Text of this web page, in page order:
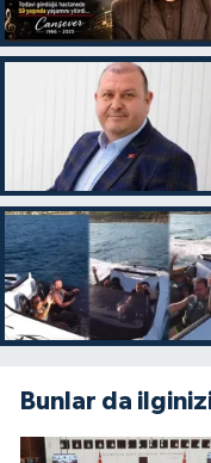
Bunlar da